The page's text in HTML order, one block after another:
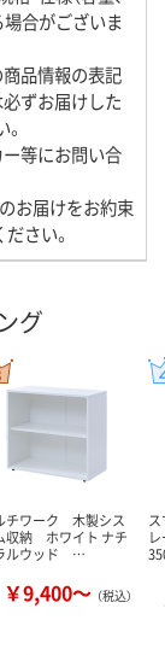
場合がございま
品情報の表記
ずお届けした
等にお問い合
のお届けをお約束
さい。
グ
チワーク 木製シス
収納 ホワイト ナチ
ルウッド …
￥9,400～ （税込）